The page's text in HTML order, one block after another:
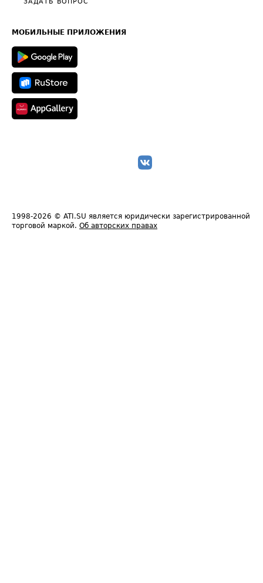
Общие положения
Техническая информация
МОБИЛЬНЫЕ ПРИЛОЖЕНИЯ
1998-2026 © ATI.SU является юридически зарегистрированной
торговой маркой. Об авторских правах